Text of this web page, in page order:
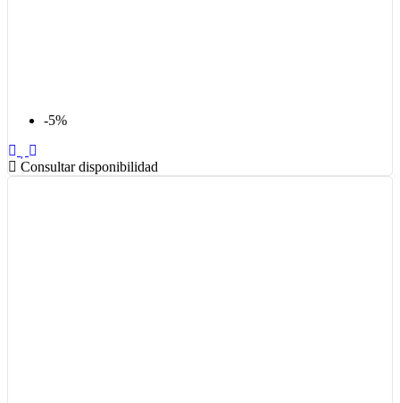
-5%
Consultar disponibilidad